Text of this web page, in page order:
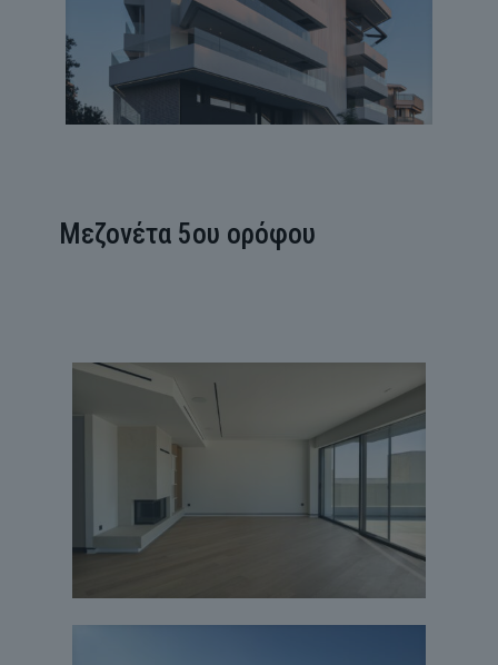
Μεζονέτα 5ου ορόφου